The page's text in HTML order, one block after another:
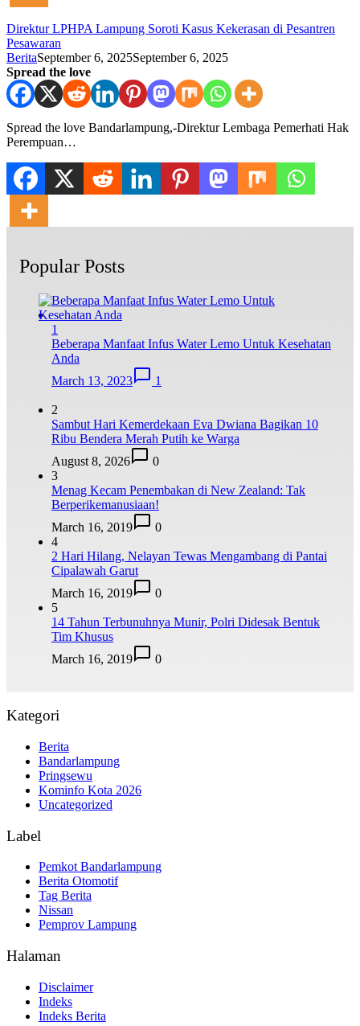
Direktur LPHPA Lampung Soroti Kasus Kekerasan di Pesantren
Pesawaran
BeritaSeptember 6, 2025September 6, 2025
Spread the love
Spread the love Bandarlampung,-Direktur Lembaga Pemerhati Hak
Perempuan…
Popular Posts
1
Beberapa Manfaat Infus Water Lemo Untuk Kesehatan
Anda
March 13, 2023
1
2
Sambut Hari Kemerdekaan Eva Dwiana Bagikan 10
Ribu Bendera Merah Putih ke Warga
August 8, 2026
0
3
Menag Kecam Penembakan di New Zealand: Tak
Berperikemanusiaan!
March 16, 2019
0
4
2 Hari Hilang, Nelayan Tewas Mengambang di Pantai
Cipalawah Garut
March 16, 2019
0
5
14 Tahun Terbunuhnya Munir, Polri Didesak Bentuk
Tim Khusus
March 16, 2019
0
Kategori
Berita
Bandarlampung
Pringsewu
Kominfo Kota 2026
Uncategorized
Label
Pemkot Bandarlampung
Berita Otomotif
Tag Berita
Nissan
Pemprov Lampung
Halaman
Disclaimer
Indeks
Indeks Berita